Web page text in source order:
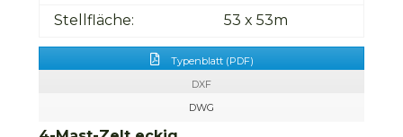
Stellfläche:
53 x 53m
Typenblatt (PDF)
DXF
DWG